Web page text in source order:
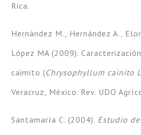
Rica.
Hernández M., Hernández A.,
López MA (2009).
caimito (Chrysophyllum cainito
Veracruz, México. Rev. UDO
Santamaría C. (2004). Estudio